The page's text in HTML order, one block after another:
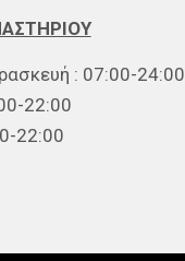
: 07:00-24:00
22:00
22:00